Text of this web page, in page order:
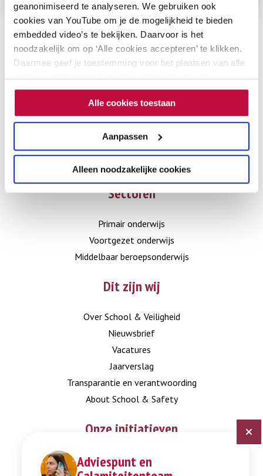
geanonimiseerd te analyseren. We gebruiken ook
cookies van YouTube om je de mogelijkheid te bieden
embedded video’s te bekijken. Daarvoor is het
noodzakelijk om op ‘Alle cookies accepteren’ te klikken.
Daarmee geef je toestemming voor het plaatsen van alle
cookies, zoals omschreven in onze privacy- en
cookieverklaring. Als je niet alle cookies accepteert, dan
kun je geen video's bekijken.Alle cookies toestaan
Aanpassen
Alleen noodzakelijke cookies
Adviespunt en
Contact
Zwarte Woud 2
3524 SJ Utrecht
030 – 285 65 31
info@schoolenveiligheid.nl
to
to
Sectoren
Primair onderwijs
Voortgezet onderwijs
Middelbaar beroepsonderwijs
Dit zijn wij
Over School & Veiligheid
Nieuwsbrief
Vacatures
Jaarverslag
Transparantie en verantwoording
About School & Safety
Onze initiatieven
Digitaal Veiligheidsplan